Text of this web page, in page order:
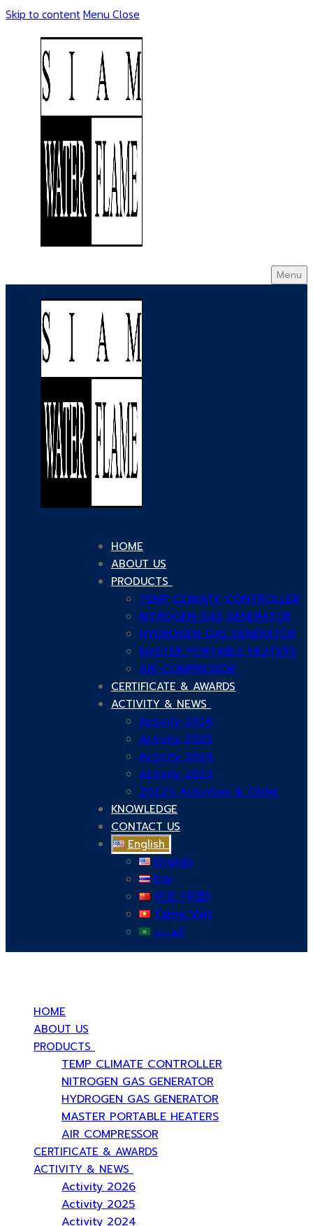
Skip to contentMenu Close
Menu
HOME
ABOUT US
PRODUCTS
TEMP CLIMATE CONTROLLER
NITROGEN GAS GENERATOR
HYDROGEN GAS GENERATOR
MASTER PORTABLE HEATERS
AIR COMPRESSOR
CERTIFICATE & AWARDS
ACTIVITY & NEWS
Activity 2026
Activity 2025
Activity 2024
Activity 2023
2022’s Activities & Older
KNOWLEDGE
CONTACT US
English
English
ไทย
中文 (中国)
Tiếng Việt
العربية
HOME
ABOUT US
PRODUCTS
TEMP CLIMATE CONTROLLER
NITROGEN GAS GENERATOR
HYDROGEN GAS GENERATOR
MASTER PORTABLE HEATERS
AIR COMPRESSOR
CERTIFICATE & AWARDS
ACTIVITY & NEWS
Activity 2026
Activity 2025
Activity 2024